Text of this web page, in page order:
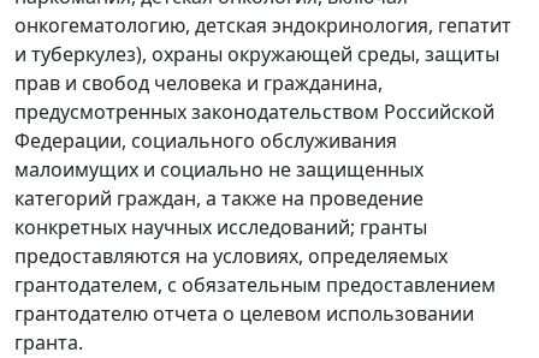
онкогематологию, детская эндокринология, гепатит
и туберкулез), охраны окружающей среды, защиты
прав и свобод человека и гражданина,
предусмотренных законодательством Российской
Федерации, социального обслуживания
малоимущих и социально не защищенных
категорий граждан, а также на проведение
конкретных научных исследований; гранты
предоставляются на условиях, определяемых
грантодателем, с обязательным предоставлением
грантодателю отчета о целевом использовании
гранта.